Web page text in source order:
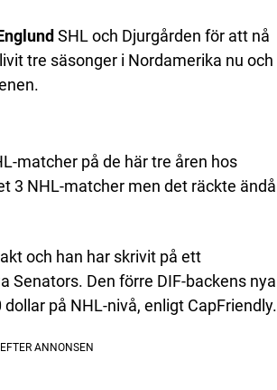
SHL och Djurgården för att nå
tre säsonger i Nordamerika nu och
matcher på de här tre åren hos
3 NHL-matcher men det räckte ändå
och han har skrivit på ett
Den förre DIF-backens nya
på NHL-nivå, enligt CapFriendly.